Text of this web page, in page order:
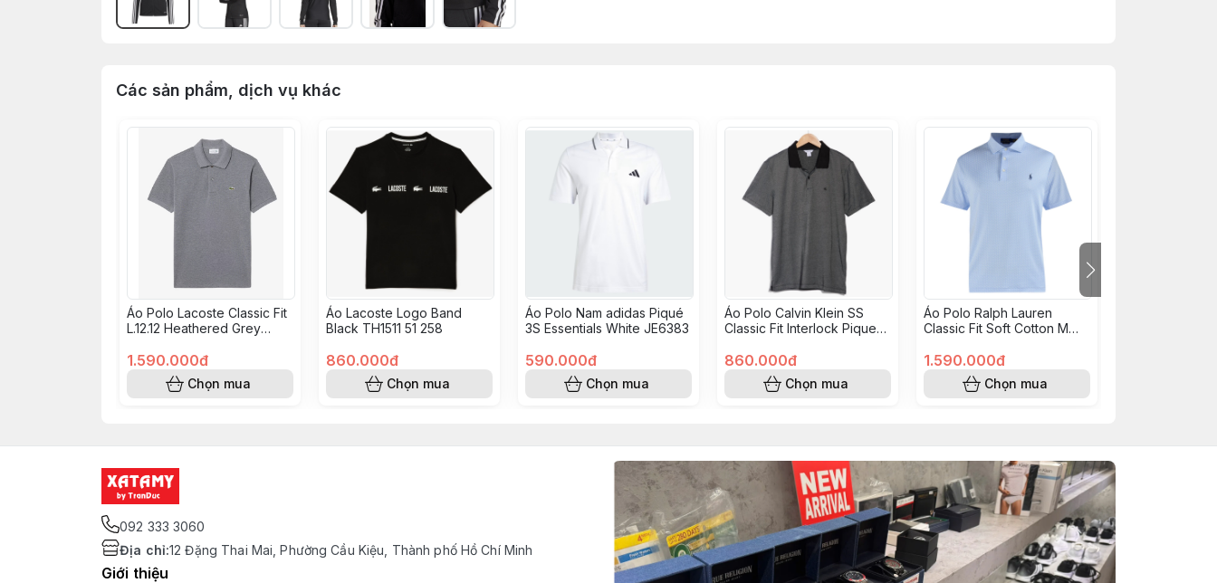
Các sản phẩm, dịch vụ khác
Áo Polo Lacoste Classic Fit
L.12.12 Heathered Grey
1.590.000đ
Chọn mua
Áo Lacoste Logo Band
Black TH1511 51 258
860.000đ
Chọn mua
Áo Polo Nam adidas Piqué
3S Essentials White JE6383
590.000đ
Chọn mua
Áo Polo Calvin Klein SS
Classic Fit Interlock Pique
860.000đ
Chọn mua
Áo Polo Ralph Lauren
Classic Fit Soft Cotton M
1.590.000đ
Chọn mua
092 333 3060
Địa chỉ:12 Đặng Thai Mai, Phường Cầu Kiệu, Thành phố Hồ Chí Minh
Giới thiệu